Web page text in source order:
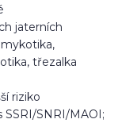
jaterních
třezalka
riziko
SNRI/MAOI;